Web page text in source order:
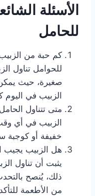
الأسئلة
للحامل
كم حبة من
للحوامل تناول
الزبيب في
متى تتناول
الزبيب في أي
خفيفة أو كوجبة
هل الزبيب يجيب
يثبت أن تناول
ذلك، يُنصح
من الأطعمة